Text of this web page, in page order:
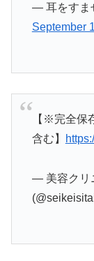
— 耳をすま
September
【※完全保
含む】
— 美容クリ